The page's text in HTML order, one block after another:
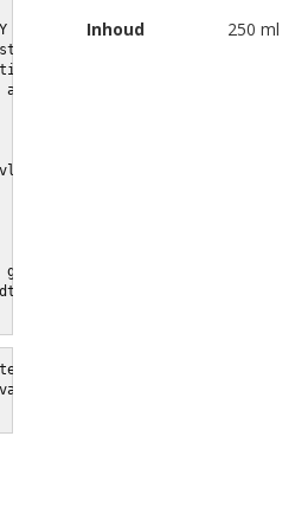
ontwikkeld,
aan de
te zuiveren.
omgevingen
vooral
de
Inhoud
250 ml